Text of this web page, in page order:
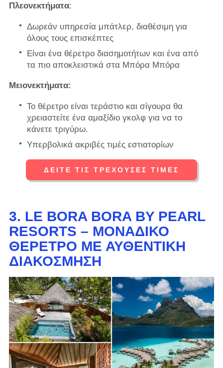
Πλεονεκτήματα:
Δωρεάν υπηρεσία μπάτλερ, διαθέσιμη για
όλους τους επισκέπτες
Είναι ένα θέρετρο διασημοτήτων και ένα από
τα πιο αποκλειστικά στα Μπόρα Μπόρα
Μειονεκτήματα:
Το θέρετρο είναι τεράστιο και σίγουρα θα
χρειαστείτε ένα αμαξίδιο γκολφ για να το
κάνετε τριγύρω.
Υπερβολικά ακριβές τιμές εστιατορίων
ΔΕΊΤΕ ΤΙΣ ΤΡΈΧΟΥΣΕΣ ΤΙΜΈΣ
3. LE BORA BORA BY PEARL
RESORTS – ΜΟΝΑΔΙΚΌ
ΘΈΡΕΤΡΟ ΜΕ ΑΥΘΕΝΤΙΚΉ
ΔΙΑΚΌΣΜΗΣΗ